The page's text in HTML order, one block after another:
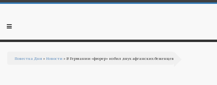
Перейти к основному содержанию
Мобильное
Повестка Дня »Новости » В Германии «фюрер» избил двух афганских беженцев